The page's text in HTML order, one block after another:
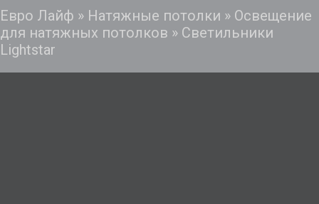
Евро Лайф » Натяжные потолки » Освещение
для натяжных потолков » Светильники
Lightstar